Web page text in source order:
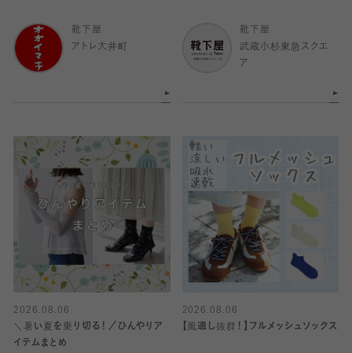
靴下屋
アトレ大井町
靴下屋
武蔵小杉東急スクエ
ア
2026.08.06
＼暑い夏を乗り切る！／ひんやりア
イテムまとめ
2026.08.06
【風通し抜群！】フルメッシュソックス